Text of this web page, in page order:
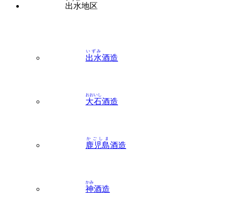
出水地区
出水
いずみ
酒造
大石
おおいし
酒造
鹿児島
かごしま
酒造
神
かみ
酒造